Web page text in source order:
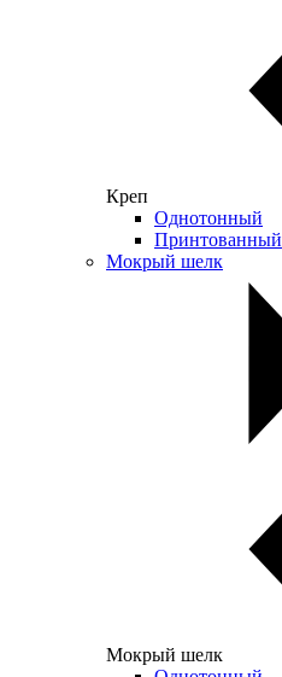
Креп
Однотонный
Принтованный
Мокрый шелк
Мокрый шелк